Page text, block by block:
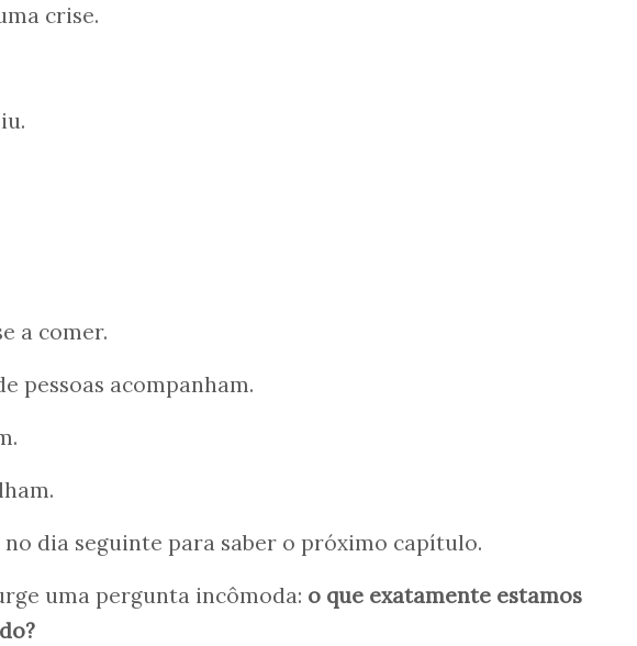
crise.
a comer.
pessoas acompanham.
no dia seguinte para saber o próximo capítulo.
uma pergunta incômoda: o que exatamente estamos